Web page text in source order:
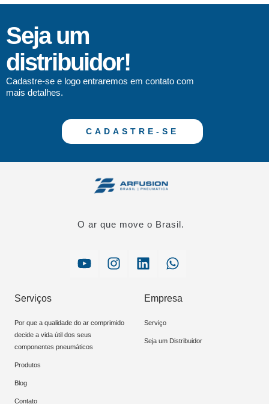
Seja um
distribuidor!
Cadastre-se e logo entraremos em contato com
mais detalhes.
CADASTRE-SE
O ar que move o Brasil.
Serviços
Por que a qualidade do ar comprimido
decide a vida útil dos seus
componentes pneumáticos
Produtos
Blog
Contato
Empresa
Serviço
Seja um Distribuidor